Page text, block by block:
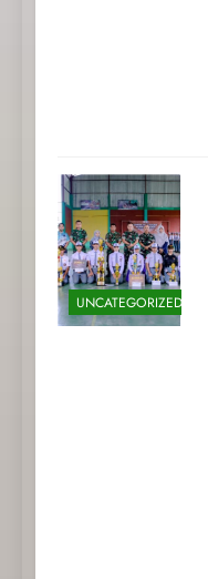
UNCATEGORIZED